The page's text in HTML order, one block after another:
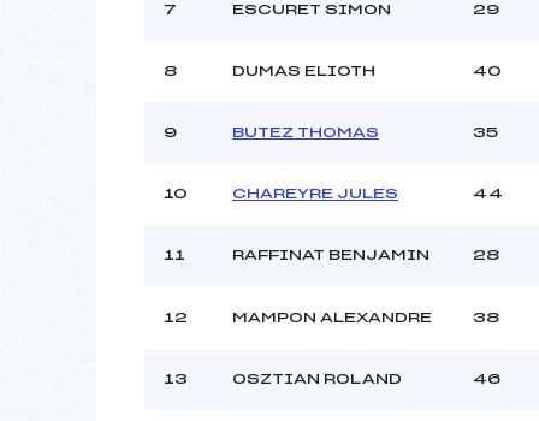
Pénalité appliquée :
7 ESCURET SIMON 29
8 DUMAS ELIOTH 40
9 BUTEZ THOMAS 35
10 CHAREYRE JULES 44
11 RAFFINAT BENJAMIN 28
12 MAMPON ALEXANDRE 38
13 OSZTIAN ROLAND 46